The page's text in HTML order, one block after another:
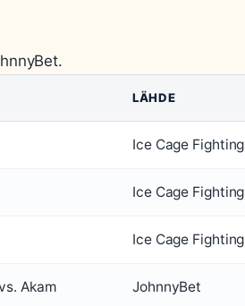
LÄHDE
Ice Cage Fighting
Ice Cage Fighting
Ice Cage Fighting
Akam JohnnyBet